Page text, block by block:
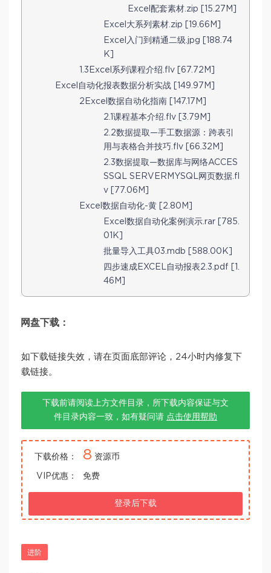
Excel配套素材.zip [15.27M]
Excel大系列素材.zip [19.66M]
Excel入门到精通二级.jpg [188.74
K]
1.3Excel系列课程介绍.flv [67.72M]
Excel自动化报表数据分析实战 [149.97M]
2Excel数据自动化指南 [147.17M]
2.1课程基本介绍.flv [3.79M]
2.2数据提取—手工数据源：跨表引
用与表格合并技巧.flv [66.32M]
2.3数据提取—数据库与网络ACCES
SSQL SERVERMYSQL网页数据.fl
v [77.06M]
Excel数据自动化-黄 [2.80M]
Excel数据自动化案例演示.rar [785.
01K]
批量导入工具03.mdb [588.00K]
四步速成EXCEL自动报表2.3.pdf [1.
46M]
网盘下载：
如下载链接失效，请在页面底部评论，24小时内修复下
载链接。
下载前请阅读上方文件目录，所下载内容保证与文
件目录内容一致，如有疑问请 点击使用帮助
下载价格： 8 资源币
VIP优惠： 免费
登录后下载
进阶